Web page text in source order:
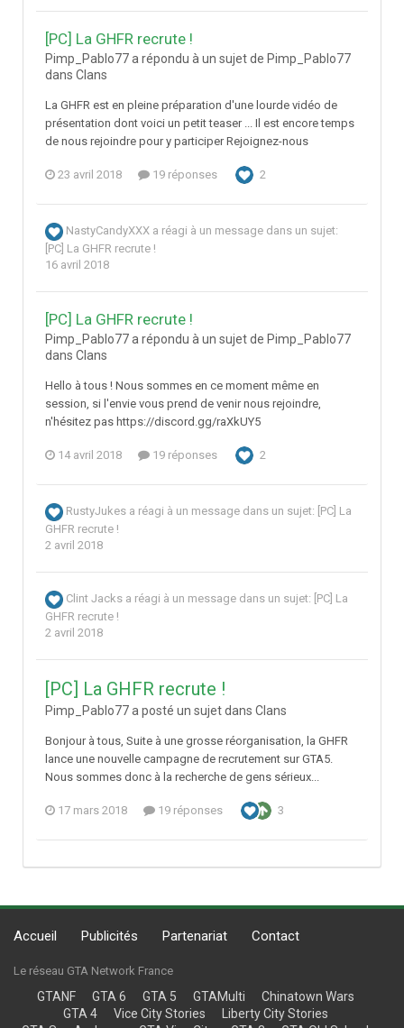
[PC] La GHFR recrute !
Pimp_Pablo77 a répondu à un sujet de Pimp_Pablo77
dans Clans
La GHFR est en pleine préparation d'une lourde vidéo de
présentation dont voici un petit teaser ... Il est encore temps
de nous rejoindre pour y participer Rejoignez-nous
23 avril 2018 19 réponses 2
NastyCandyXXX a réagi à un message dans un sujet:
[PC] La GHFR recrute !
16 avril 2018
[PC] La GHFR recrute !
Pimp_Pablo77 a répondu à un sujet de Pimp_Pablo77
dans Clans
Hello à tous ! Nous sommes en ce moment même en
session, si l'envie vous prend de venir nous rejoindre,
n'hésitez pas https://discord.gg/raXkUY5
14 avril 2018 19 réponses 2
RustyJukes a réagi à un message dans un sujet: [PC] La
GHFR recrute !
2 avril 2018
Clint Jacks a réagi à un message dans un sujet: [PC] La
GHFR recrute !
2 avril 2018
[PC] La GHFR recrute !
Pimp_Pablo77 a posté un sujet dans Clans
Bonjour à tous, Suite à une grosse réorganisation, la GHFR
lance une nouvelle campagne de recrutement sur GTA5.
Nous sommes donc à la recherche de gens sérieux...
17 mars 2018 19 réponses 3
Accueil Publicités Partenariat Contact
Le réseau GTA Network France
GTANF GTA 6 GTA 5 GTAMulti
Chinatown Wars
GTA 4
Vice City Stories
Liberty City Stories